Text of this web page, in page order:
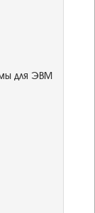
для ЭВМ